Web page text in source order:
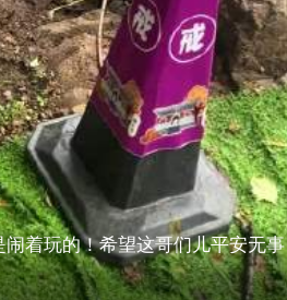
着玩的！希望这哥们儿平安无事